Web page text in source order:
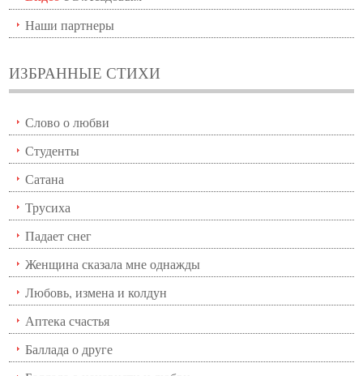
Наши партнеры
ИЗБРАННЫЕ СТИХИ
Слово о любви
Студенты
Сатана
Трусиха
Падает снег
Женщина сказала мне однажды
Любовь, измена и колдун
Аптека счастья
Баллада о друге